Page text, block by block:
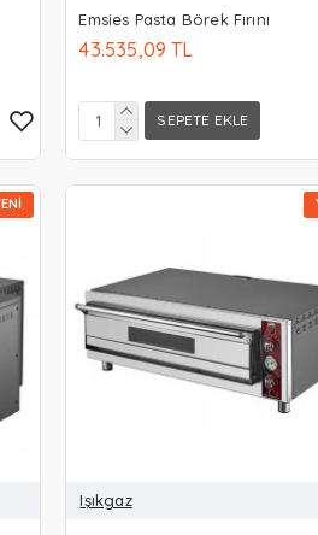
Emsies Pasta Börek Fırını
43.535,09 TL
SEPETE EKLE
Işıkgaz